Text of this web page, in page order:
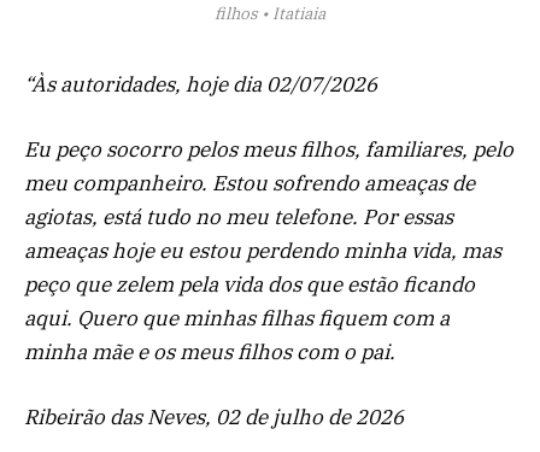
filhos • Itatiaia
“Às autoridades, hoje dia 02/07/2026
Eu peço socorro pelos meus filhos, familiares, pelo
meu companheiro. Estou sofrendo ameaças de
agiotas, está tudo no meu telefone. Por essas
ameaças hoje eu estou perdendo minha vida, mas
peço que zelem pela vida dos que estão ficando
aqui. Quero que minhas filhas fiquem com a
minha mãe e os meus filhos com o pai.
Ribeirão das Neves, 02 de julho de 2026